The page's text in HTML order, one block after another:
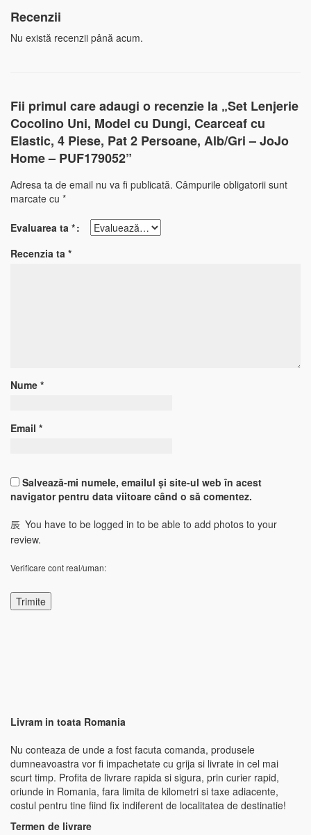
Recenzii
Nu există recenzii până acum.
Fii primul care adaugi o recenzie la „Set Lenjerie
Cocolino Uni, Model cu Dungi, Cearceaf cu
Elastic, 4 Piese, Pat 2 Persoane, Alb/Gri – JoJo
Home – PUF179052”
Adresa ta de email nu va fi publicată. Câmpurile obligatorii sunt
marcate cu *
Evaluarea ta *
Recenzia ta *
Nume *
Email *
Salvează-mi numele, emailul și site-ul web în acest
navigator pentru data viitoare când o să comentez.
You have to be logged in to be able to add photos to your
review.
Verificare cont real/uman:
Livram in toata Romania
Nu conteaza de unde a fost facuta comanda, produsele
dumneavoastra vor fi impachetate cu grija si livrate in cel mai
scurt timp. Profita de livrare rapida si sigura, prin curier rapid,
oriunde in Romania, fara limita de kilometri si taxe adiacente,
costul pentru tine fiind fix indiferent de localitatea de destinatie!
Termen de livrare